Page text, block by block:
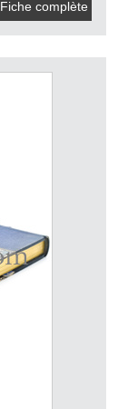
Fiche complète